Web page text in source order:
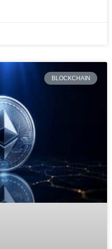
BLOCKCHAIN